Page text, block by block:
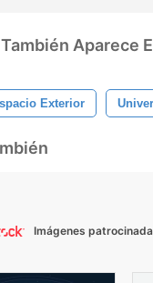
Aparece
Exterior
Imágenes